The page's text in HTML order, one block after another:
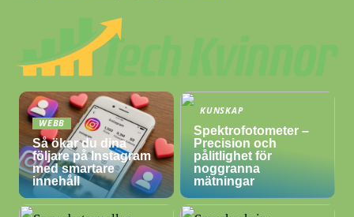
WEBB
Så ökar du dina
följare på Instagram
med smartare
innehåll
KUNSKAP
Spektrofotometer –
Precision och
pålitlighet för
noggranna
mätningar